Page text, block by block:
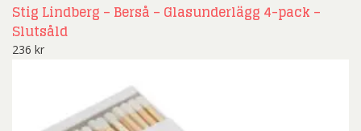
Stig Lindberg – Berså – Glasunderlägg 4-pack –
Slutsåld
236 kr